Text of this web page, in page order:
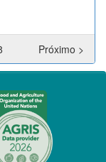
Próximo >